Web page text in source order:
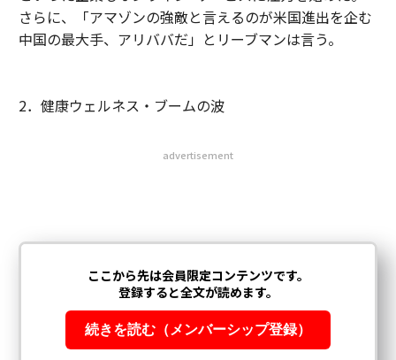
さらに、「アマゾンの強敵と言えるのが米国進出を企む
中国の最大手、アリババだ」とリーブマンは言う。
2．健康ウェルネス・ブームの波
advertisement